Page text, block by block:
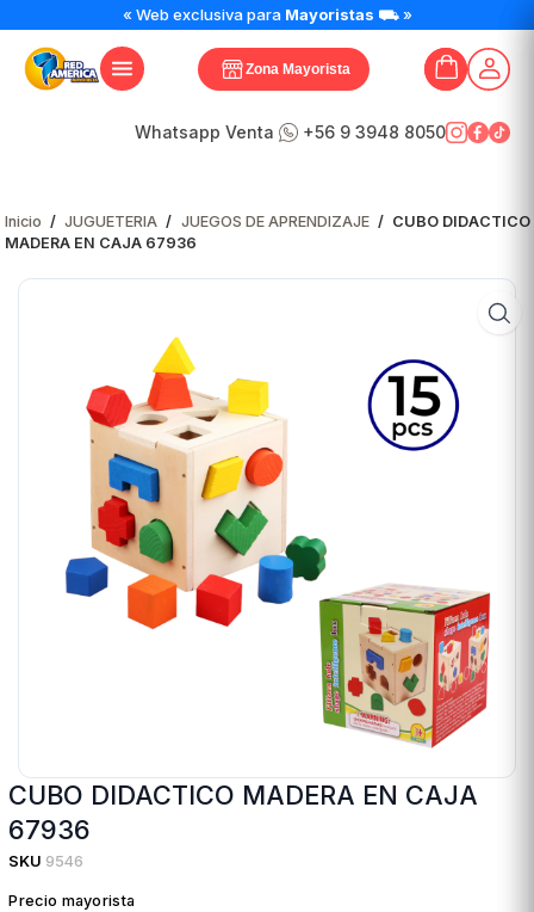
« Web exclusiva para Mayoristas ⛟ »
Zona Mayorista
Whatsapp Venta +56 9 3948 8050
Inicio / JUGUETERIA / JUEGOS DE APRENDIZAJE / CUBO DIDACTICO
MADERA EN CAJA 67936
CUBO DIDACTICO MADERA EN CAJA
67936
SKU 9546
Precio mayorista
DIDACTICO
MADERA
EN